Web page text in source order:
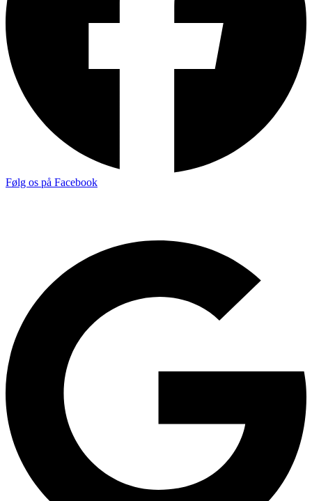
Følg os på Facebook